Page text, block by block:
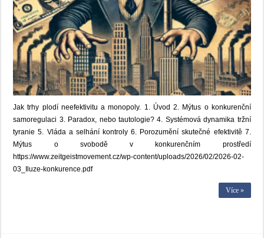
Jak trhy plodí neefektivitu a monopoly. 1. Úvod 2. Mýtus o konkurenční
samoregulaci 3. Paradox, nebo tautologie? 4. Systémová dynamika tržní
tyranie 5. Vláda a selhání kontroly 6. Porozumění skutečné efektivitě 7.
Mýtus o svobodě v konkurenčním prostředí
https://www.zeitgeistmovement.cz/wp-content/uploads/2026/02/2026-02-
03_Iluze-konkurence.pdf
Více »